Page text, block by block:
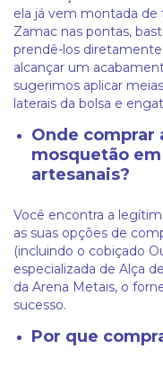
ela já vem montada
Zamac nas pontas,
prendê-los
alcançar um
sugerimos aplicar
laterais da bolsa e
Onde comprar
mosquetão
artesanais?
Você encontra a
as suas opções de
(incluindo o cobiçado
especializada de Alça
da Arena Metais, o
sucesso.
Por que